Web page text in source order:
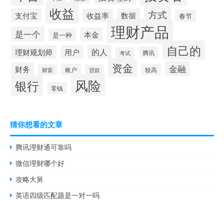
支付宝 收益 收益率 数据 方式 春节
是一个 是一种 本金 理财产品
理财规划师 用户 的人 考试 腾讯 自己的
财务 财富 账户 贷款 资金 较高 金融
银行 零钱 风险
猜你想看的文章
腾讯理财通可靠吗
微信理财哪个好
攻略大舅
英语四级匹配题是一对一吗